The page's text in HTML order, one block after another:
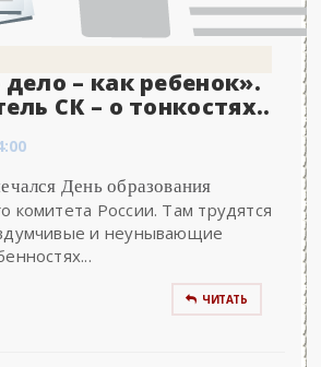
– как ребенок».
СК – о тонкостях..
День образования
комитета России. Там трудятся
и неунывающие
ЧИТАТЬ